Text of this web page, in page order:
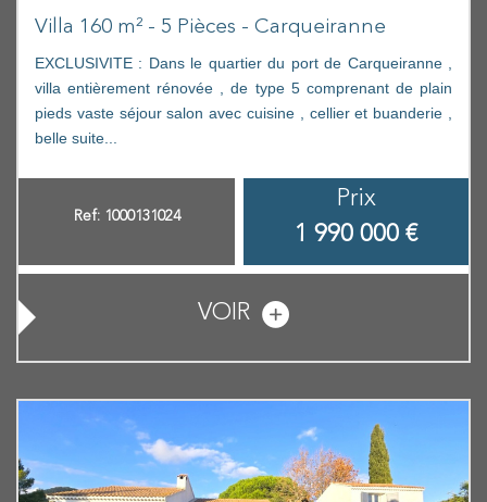
Villa 160 m² - 5 Pièces - Carqueiranne
EXCLUSIVITE : Dans le quartier du port de Carqueiranne ,
villa entièrement rénovée , de type 5 comprenant de plain
pieds vaste séjour salon avec cuisine , cellier et buanderie ,
belle suite...
Ref: 1000131024
Prix
1 990 000 €
VOIR